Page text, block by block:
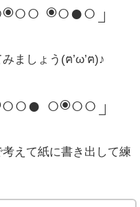
◉○●○」
ましょう(ฅ’ω’ฅ)♪
○◉○○」
えて紙に書き出して練